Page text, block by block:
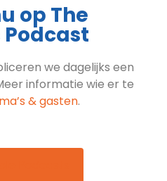
op The
we dagelijks een
informatie wie er te
& gasten.